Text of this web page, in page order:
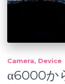
Camera Device
α6000か